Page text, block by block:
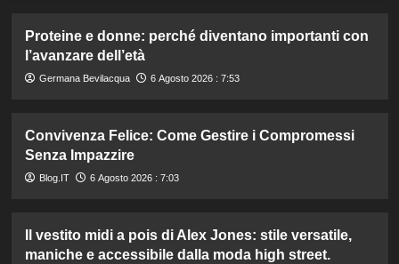
Proteine e donne: perché diventano importanti con
l’avanzare dell’età
Germana Bevilacqua 6 Agosto 2026 : 7:53
Convivenza Felice: Come Gestire i Compromessi
Senza Impazzire
Blog.IT 6 Agosto 2026 : 7:03
Il vestito midi a pois di Alex Jones: stile versatile,
maniche e accessibile dalla moda high street.